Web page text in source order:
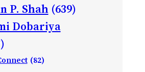
P. Shah (639)
Dobariya
(82)